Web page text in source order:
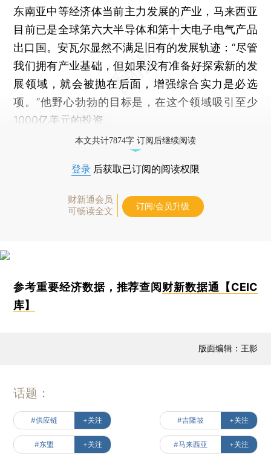
东南亚中等经济体当前主力发展的产业，马来西亚
目前已是全球第六大半导体和第十大电子电气产品
出口国。安瓦尔显然不满足旧有的发展轨迹：“尽管
我们拥有产业基础，但如果没有准备好探索新的发
展领域，就会被抛在后面，增强综合实力是必选
项。”他野心勃勃的目标是，在这个领域吸引至少
1000亿美元的投资。
本文共计7874字 订阅后继续阅读
登录 后获取已订阅的阅读权限
财新通会员
可畅读全文
订阅/会员升级
参考重要经济数据，推荐查阅财新数据通【CEIC
库】
版面编辑：王影
话题：
#供应链 +关注 #吉隆坡 +关注
#东盟 +关注 #马来西亚 +关注